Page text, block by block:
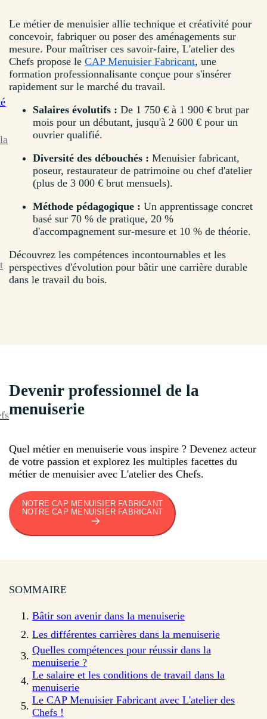
Le métier de menuisier allie technique et créativité pour
concevoir, fabriquer ou poser des aménagements sur
mesure. Pour maîtriser ces savoir-faire, L'atelier des
Chefs propose le CAP Menuisier Fabricant, une
formation professionnalisante conçue pour s'insérer
rapidement sur le marché du travail.
Salaires évolutifs : De 1 750 € à 1 900 € brut par
mois pour un débutant, jusqu'à 2 600 € pour un
ouvrier qualifié.
Diversité des débouchés : Menuisier fabricant,
poseur, restaurateur de patrimoine ou chef d'atelier
(plus de 3 000 € brut mensuels).
Méthode pédagogique : Un apprentissage concret
basé sur 70 % de pratique, 20 %
d'accompagnement sur-mesure et 10 % de théorie.
Découvrez les compétences incontournables et les
perspectives d'évolution pour bâtir une carrière durable
dans le travail du bois.
Devenir professionnel de la
menuiserie
Quel métier en menuiserie vous inspire ? Devenez acteur
de votre passion et explorez les multiples facettes du
métier de menuisier avec L'atelier des Chefs.
NOTRE CAP MENUISIER FABRICANT
NOTRE CAP MENUISIER FABRICANT
SOMMAIRE
Bâtir son avenir dans la menuiserie
Les différentes carrières dans la menuiserie
Quelles compétences pour réussir dans la
menuiserie ?
Le salaire et les conditions de travail dans la
menuiserie
Le CAP Menuisier Fabricant avec L'atelier des
Chefs !